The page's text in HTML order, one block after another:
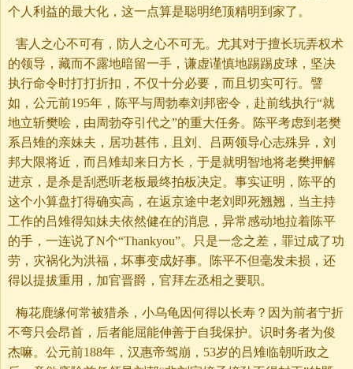
个人利益的最大化，这一点算是聪明绝顶精明到家了。
害人之心不可有，防人之心不可无。尤其对于擅长玩弄权术
的领导，藏而不露地暗留一手，谦虚谨慎地踢踢皮球，坚决
执行命令时打打折扣，不仅十分必要，而且切实可行。譬
如，公元前195年，陈平与周勃奉刘邦密令，赴前线执行“就
地立斩樊哙，由周勃夺引代之”的重大任务。陈平考虑到老樊
系吕雉的亲妹夫，居功甚伟，且刘、吕两领导心志殊异，刘
邦大限将近，而吕雉却来日方长，于是就明智地将老樊押解
进京，是杀是刮悉听老板最终拍板决定。事实证明，陈平的
这个小算盘打得确实高，在返京途中老刘即死翘翘，当主持
工作的吕雉得知妹夫依然健在的消息，异常感动地拉着陈平
的手，一连说了N个“Thankyou”。只是一念之差，罪过成了功
劳，灾祸化为洪福，坏事变成好事。陈平不但毫发未损，还
得以提拔重用，加官晋爵，官拜左丞相之要职。
梅花鹿缘何常被猎杀，小乌龟因何得以长寿？因为前者宁折
不弯只会昂首，后者能屈能伸善于自我保护。识时务者为俊
杰嘛。公元前188年，汉惠帝驾崩，53岁的吕雉临朝听政之